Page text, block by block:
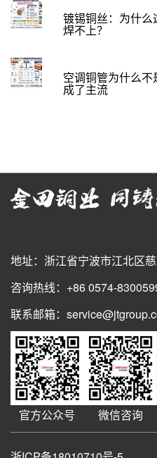
镀锡铜丝：为什
焊不上？
空调铜管为什么
成了主流
地址：浙江省宁波市江北区
咨询热线：+86 0574-
联系邮箱：
官方公众号 微信咨询